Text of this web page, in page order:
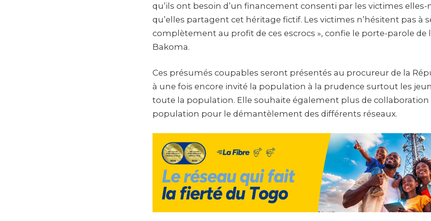
qu’ils ont besoin d’un financement consenti par les victimes
qu’elles partagent cet héritage fictif. Les victimes n’hésitent pas à
complètement au profit de ces escrocs », confie le porte-parole de
Bakoma.
Ces présumés coupables seront présentés au procureur de la
à une fois encore invité la population à la prudence surtout les
toute la population. Elle souhaite également plus de collaboration
population pour le démantèlement des différents réseaux.